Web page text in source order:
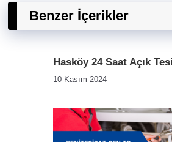
Benzer İçerikler
Hasköy 24 Saat Açık
10 Kasım 2024